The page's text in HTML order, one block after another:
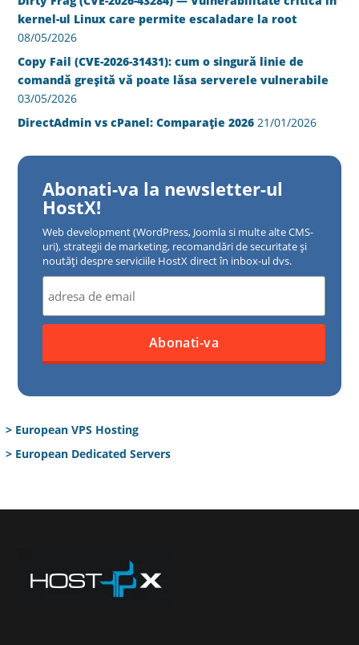
kernel-ul Linux care permite escaladare la root
08/05/2026
Copy Fail (CVE-2026-31431): cum o singură linie de
comandă greșită vă poate lăsa serverele vulnerabile
03/05/2026
DirectAdmin vs cPanel: Comparație 2026 21/01/2026
Abonati-va la newsletter-ul
HostX!
Web development (WordPress, Joomla si multe alte CMS-
uri), strategii de marketing, recomandări de securitate și
noutăți despre serviciile HostX direct în inbox-ul dvs.
> European VPS Hosting
> European Dedicated Servers